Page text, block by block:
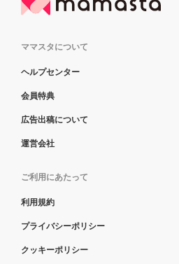
ママスタについて
ヘルプセンター
会員特典
広告出稿について
運営会社
ご利用にあたって
利用規約
プライバシーポリシー
クッキーポリシー